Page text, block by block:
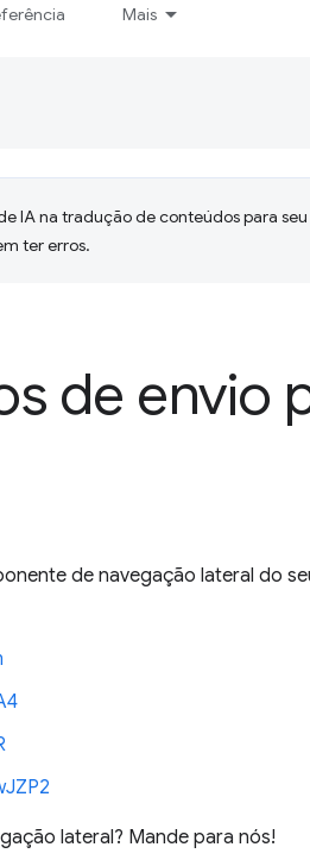
Mais
IA na tradução de conteúdos para seu
ter erros.
de envio
de navegação lateral do
lateral? Mande para nós!